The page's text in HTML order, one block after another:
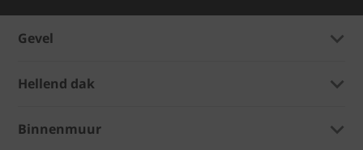
Gevel
Hellend dak
Binnenmuur